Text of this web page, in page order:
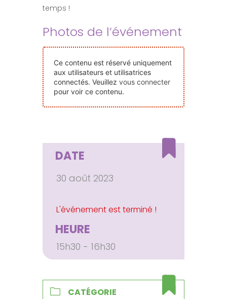
Nos Événements
Devenir Bénévole
Faire Un Don
Connexion-membre
temps !
Photos de l’événement
Ce contenu est réservé uniquement
aux utilisateurs et utilisatrices
connectés. Veuillez vous connecter
pour voir ce contenu.
DATE
30 août 2023
HEURE
15h30 - 16h30
CATÉGORIE